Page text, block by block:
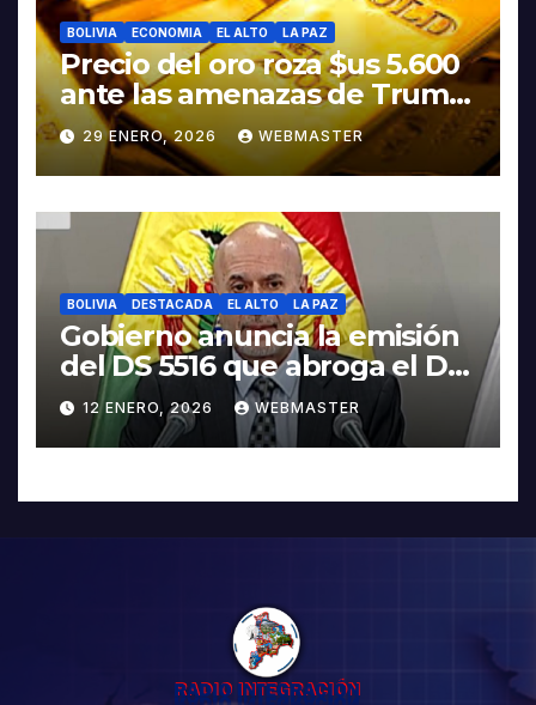
BOLIVIA ECONOMIA EL ALTO LA PAZ
Precio del oro roza $us 5.600
ante las amenazas de Trump
contra Irán
29 ENERO, 2026 WEBMASTER
BOLIVIA DESTACADA EL ALTO LA PAZ
Gobierno anuncia la emisión
del DS 5516 que abroga el DS
5503
12 ENERO, 2026 WEBMASTER